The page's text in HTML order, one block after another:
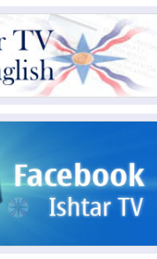
2026-08-05
مليون قدم مكعب يومياً من
إقليم كوردستان إلى وزارة
ملامح أخطر التحديات التي
2026-08-05
شخص بينهم 156
الحرائق